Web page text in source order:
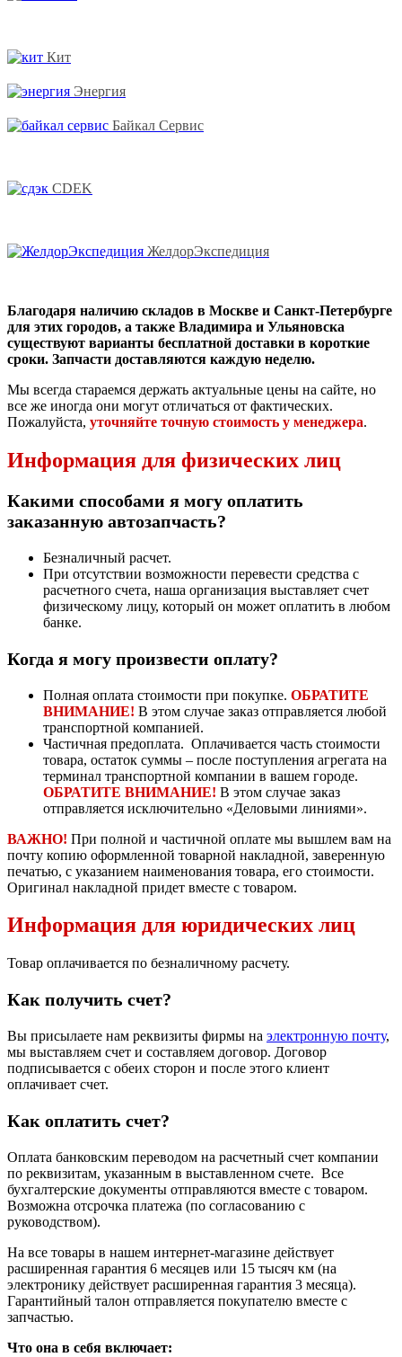
Кит
Энергия
Байкал Сервис
CDEK
ЖелдорЭкспедиция
Благодаря наличию складов в Москве и Санкт-Петербурге
для этих городов, а также Владимира и Ульяновска
существуют варианты бесплатной доставки в короткие
сроки. Запчасти доставляются каждую неделю.
Мы всегда стараемся держать актуальные цены на сайте, но
все же иногда они могут отличаться от фактических.
Пожалуйста, уточняйте точную стоимость у менеджера.
Информация для физических лиц
Какими способами я могу оплатить
заказанную автозапчасть?
Безналичный расчет.
При отсутствии возможности перевести средства с
расчетного счета, наша организация выставляет счет
физическому лицу, который он может оплатить в любом
банке.
Когда я могу произвести оплату?
Полная оплата стоимости при покупке. ОБРАТИТЕ
ВНИМАНИЕ! В этом случае заказ отправляется любой
транспортной компанией.
Частичная предоплата. Оплачивается часть стоимости
товара, остаток суммы – после поступления агрегата на
терминал транспортной компании в вашем городе.
ОБРАТИТЕ ВНИМАНИЕ! В этом случае заказ
отправляется исключительно «Деловыми линиями».
ВАЖНО! При полной и частичной оплате мы вышлем вам на
почту копию оформленной товарной накладной, заверенную
печатью, с указанием наименования товара, его стоимости.
Оригинал накладной придет вместе с товаром.
Информация для юридических лиц
Товар оплачивается по безналичному расчету.
Как получить счет?
Вы присылаете нам реквизиты фирмы на электронную почту,
мы выставляем счет и составляем договор. Договор
подписывается с обеих сторон и после этого клиент
оплачивает счет.
Как оплатить счет?
Оплата банковским переводом на расчетный счет компании
по реквизитам, указанным в выставленном счете. Все
бухгалтерские документы отправляются вместе с товаром.
Возможна отсрочка платежа (по согласованию с
руководством).
На все товары в нашем интернет-магазине действует
расширенная гарантия 6 месяцев или 15 тысяч км (на
электронику действует расширенная гарантия 3 месяца).
Гарантийный талон отправляется покупателю вместе с
запчастью.
Что она в себя включает: